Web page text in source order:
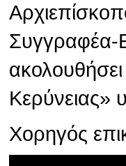
Συγγραφέα-
Κερύνειας»
Χορηγός